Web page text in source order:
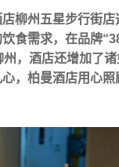
柳州五星步行街
食需求，在品牌
，酒店还增加了
，柏曼酒店用心